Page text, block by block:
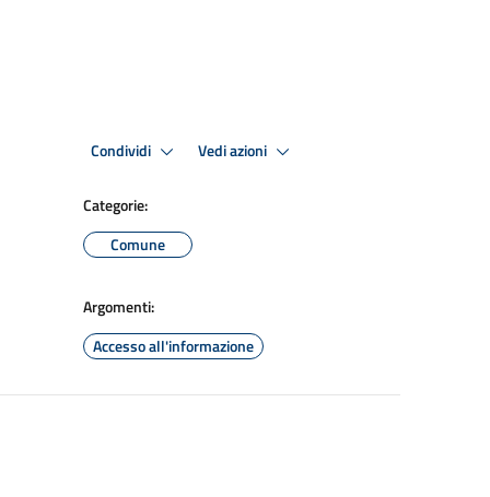
Condividi Vedi azioni
Categorie:
Comune
Argomenti:
Accesso all'informazione